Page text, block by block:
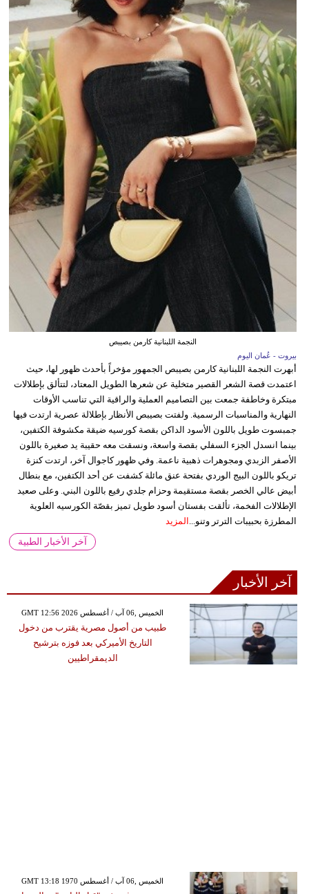
النجمة اللبنانية كارمن بصيبص
بيروت - عُمان اليوم
أبهرت النجمة اللبنانية كارمن بصيبص الجمهور مؤخراً بأحدث ظهور لها، حيث
اعتمدت قصة الشعر القصير متخلية عن شعرها الطويل المعتاد، لتتألق بإطلالات
مبتكرة وخاطفة جمعت بين التصاميم العملية والراقية التي تناسب الأوقات
النهارية والمناسبات الرسمية. ولفتت بصيبص الأنظار بإطلالة عصرية ارتدت فيها
جمبسوت طويل باللون الأسود الداكن بقصة كورسيه ضيقة مكشوفة الكتفين،
بينما انسدل الجزء السفلي بقصة واسعة، ونسقت معه حقيبة يد صغيرة باللون
الأصفر الزبدي ومجوهرات ذهبية ناعمة. وفي ظهور كاجوال آخر، ارتدت كنزة
تريكو باللون البيج الوردي بفتحة عنق مائلة كشفت عن أحد الكتفين، مع بنطال
أبيض عالي الخصر بقصة مستقيمة وحزام جلدي رفيع باللون البني. وعلى صعيد
الإطلالات الفخمة، تألقت بفستان أسود طويل تميز بقصّة الكورسيه العلوية
المطرزة بحبيبات الترتر وتنو... المزيد
آخر الأخبار الطبية
آخر الأخبار
GMT 12:56 2026 الخميس ,06 آب / أغسطس
طبيب من أصول مصرية يقترب من دخول
التاريخ الأميركي بعد فوزه بترشيح
الديمقراطيين
GMT 13:18 1970 الخميس ,06 آب / أغسطس